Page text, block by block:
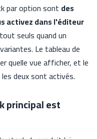
par option sont des
activez dans l'éditeur
seuls quand un
Le tableau de
quelle vue afficher, et le
deux sont activés.
principal est